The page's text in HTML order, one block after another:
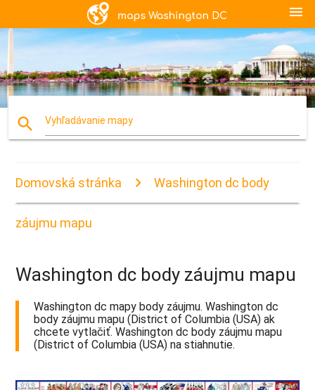
menu
search Vyhľadávanie mapy
Domovská stránka Washington dc body
záujmu mapu
Washington dc body záujmu mapu
Washington dc mapy body záujmu. Washington dc
body záujmu mapu (District of Columbia (USA) ak
chcete vytlačiť. Washington dc body záujmu mapu
(District of Columbia (USA) na stiahnutie.